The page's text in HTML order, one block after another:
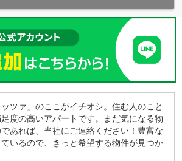
ッツァ」のここがイチオシ。住む人のこと
度の高いアパートです。まだ気になる物
あれば、当社にご連絡ください！豊富な
いるので、きっと希望する物件が見つか